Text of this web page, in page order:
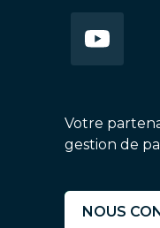
Votre
gestion de
NOUS